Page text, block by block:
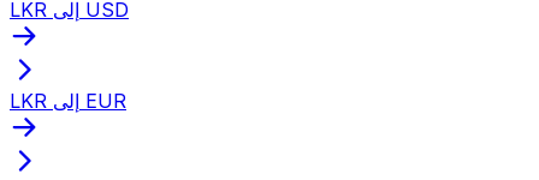
LKR إلى USD
LKR إلى EUR